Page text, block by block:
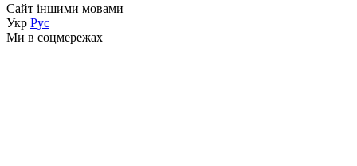
Сайт іншими мовами
Укр Рус
Ми в соцмережах